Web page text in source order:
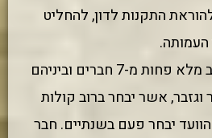
התקנות לדון, להחליט
העמותה.
ועד העמותה מורכב מלא פחות מ-7 חברים וביניהם
אשר יבחר ברוב קולות
יבחר פעם בשנתיים. חבר